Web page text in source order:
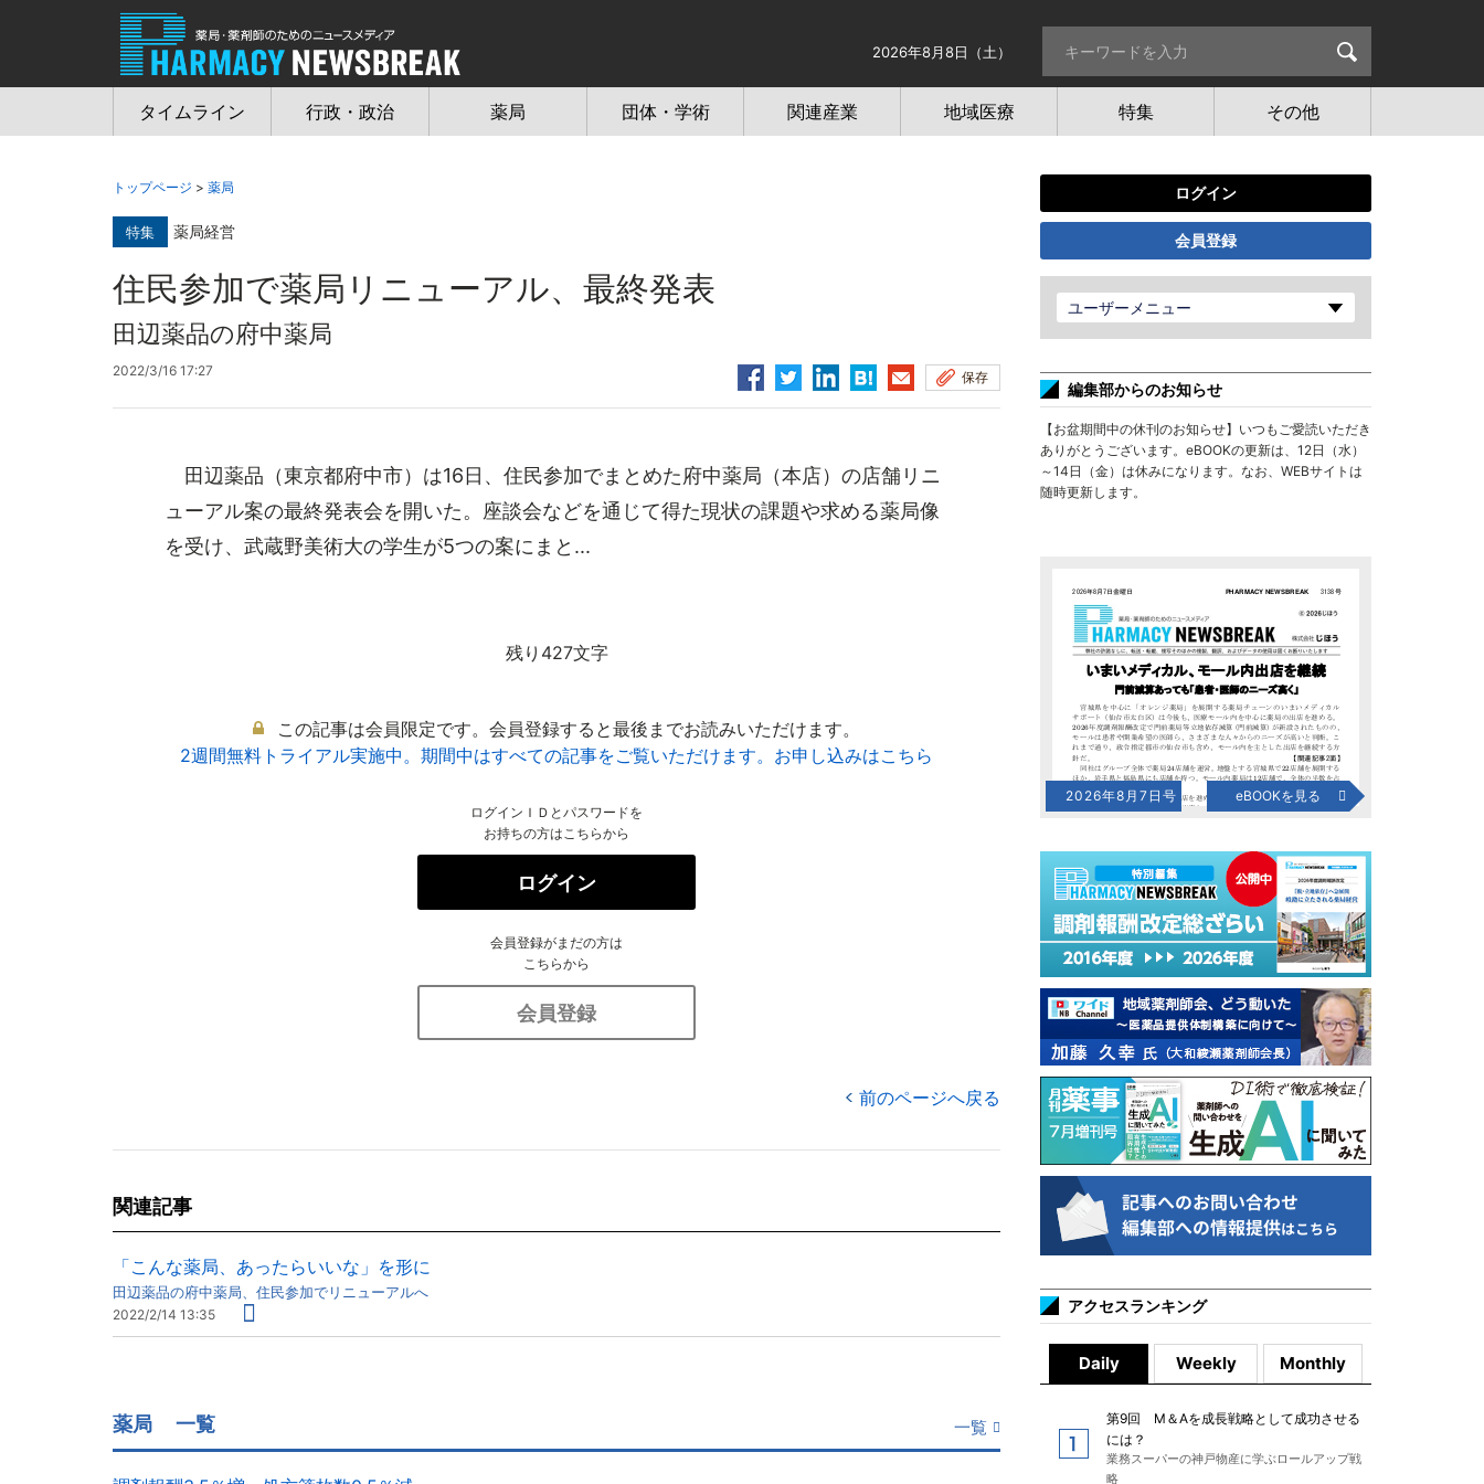
2026年8月8日（土）
タイムライン 行政・政治 薬局 団体・学術 関連産業 地域医療 特集 その他
トップページ > 薬局
特集 薬局経営
住民参加で薬局リニューアル、最終発表
田辺薬品の府中薬局
2022/3/16 17:27 保存
田辺薬品（東京都府中市）は16日、住民参加でまとめた府中薬局（本店）の店舗リニ
ューアル案の最終発表会を開いた。座談会などを通じて得た現状の課題や求める薬局像
を受け、武蔵野美術大の学生が5つの案にまと...
残り427文字
この記事は会員限定です。会員登録すると最後までお読みいただけます。
2週間無料トライアル実施中。期間中はすべての記事をご覧いただけます。お申し込みはこちら
ログインＩＤとパスワードを
お持ちの方はこちらから
ログイン
会員登録がまだの方は
こちらから
会員登録
前のページへ戻る
関連記事
「こんな薬局、あったらいいな」を形に
田辺薬品の府中薬局、住民参加でリニューアルへ
2022/2/14 13:35
薬局 一覧 一覧
ログイン
会員登録
ユーザーメニュー
編集部からのお知らせ
【お盆期間中の休刊のお知らせ】いつもご愛読いただき
ありがとうございます。eBOOKの更新は、12日（水）
～14日（金）は休みになります。なお、WEBサイトは
随時更新します。
2026年8月7日号 eBOOKを見る
アクセスランキング
Daily Weekly Monthly
第9回 M＆Aを成長戦略として成功させる
には？
業務スーパーの神戸物産に学ぶロールアップ戦
略